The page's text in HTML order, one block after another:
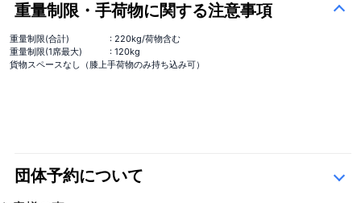
重量制限・手荷物に関する注意事項
重量制限(合計)
: 220kg/荷物含む
重量制限(1席最大)
: 120kg
貨物スペースなし（膝上手荷物のみ持ち込み可）
団体予約について